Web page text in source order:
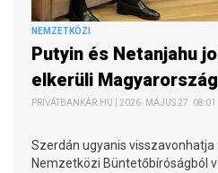
NEMZETKÖZI
Putyin és Netanjahu
elkerüli
PRIVÁTBANKÁR.HU | 2026. MÁJUS 27. 08:01
Szerdán ugyanis visszavonhatja
Nemzetközi Büntetőbíróságból